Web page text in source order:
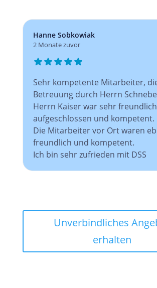
Hanne Sobkowiak
2 Monate zuvor
Sehr kompetente Mitarbeiter,
Betreuung durch Herrn
Herrn Kaiser war sehr
aufgeschlossen und kompetent.
Die Mitarbeiter vor Ort waren
freundlich und kompetent.
Ich bin sehr zufrieden mit DSS
Unverbindliches
erhalten